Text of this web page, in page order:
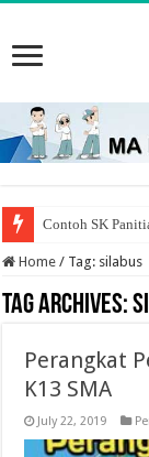
Contoh SK
9 Cara
Home / Tag: silabus
Tag Archives:
Perangkat
K13 SMA
July 22, 2019